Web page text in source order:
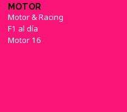
MOTOR
Motor & Racing
F1 al día
Motor 16